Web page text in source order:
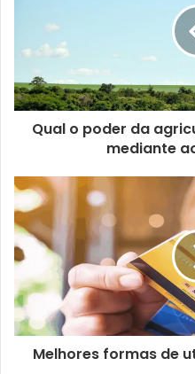
Qual o poder da
mediante
Melhores formas de